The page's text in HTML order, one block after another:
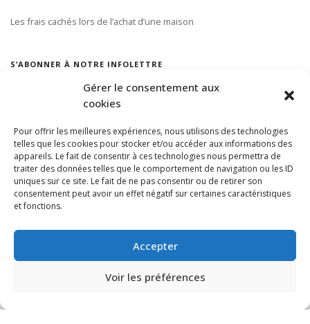
Gérer le consentement aux
cookies
Pour offrir les meilleures expériences, nous utilisons des technologies
telles que les cookies pour stocker et/ou accéder aux informations des
appareils. Le fait de consentir à ces technologies nous permettra de
traiter des données telles que le comportement de navigation ou les ID
uniques sur ce site. Le fait de ne pas consentir ou de retirer son
consentement peut avoir un effet négatif sur certaines caractéristiques
et fonctions.
Accepter
Voir les préférences
Les frais cachés lors de l’achat d’une maison
S’ABONNER À NOTRE INFOLETTRE